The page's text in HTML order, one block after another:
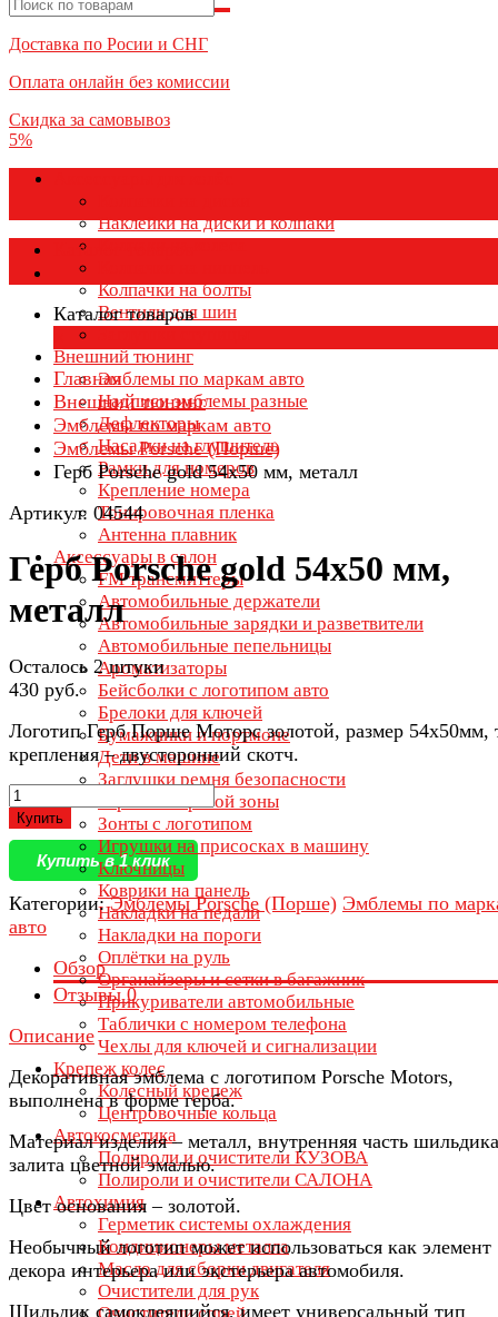
Доставка по Росии и СНГ
Оплата онлайн без комиссии
Скидка за самовывоз
5%
Наклейки на диски и колпаки
Колпаки на колеса
Колпачки на болты
Вентили для шин
Внешний тюнинг
Эмблемы по маркам авто
Надписи эмблемы разные
Дефлекторы
Насадки на глушитель
Рамки для номеров
Крепление номера
Тонировочная пленка
Антенна плавник
Аксессуары в салон
FM трансмиттеры
Автомобильные держатели
Автомобильные зарядки и разветвители
Автомобильные пепельницы
Ароматизаторы
Бейсболки с логотипом авто
Брелоки для ключей
Бумажники и портмоне
Дети в машине
Заглушки ремня безопасности
Зеркала мертвой зоны
Зонты с логотипом
Игрушки на присосках в машину
Ключницы
Коврики на панель
Накладки на педали
Накладки на пороги
Оплётки на руль
Органайзеры и сетки в багажник
Прикуриватели автомобильные
Таблички с номером телефона
Чехлы для ключей и сигнализации
Крепеж колес
Колесный крепеж
Центровочные кольца
Автокосметика
Полироли и очистители КУЗОВА
Полироли и очистители САЛОНА
Автохимия
Герметик системы охлаждения
Кондиционеры металла
Масло для сборки двигателя
Очистители для рук
Каталог товаров
Каталог товаров
Главная
Внешний тюнинг
Эмблемы по маркам авто
Эмблемы Porsche (Порше)
Герб Porsche gold 54х50 мм, металл
Артикул: 04544
Герб Porsche gold 54х50 мм,
металл
Осталось 2 штуки
430 руб.
Логотип Герб Порше Моторс золотой, размер 54х50мм,
крепления – двусторонний скотч.
Купить
Купить в 1 клик
Категории:Эмблемы Porsche (Порше) Эмблемы по
авто
Обзор
Отзывы0
Описание
Декоративная эмблема с логотипом Porsche Motors,
выполнена в форме герба.
Материал изделия – металл, внутренняя часть шильдика
залита цветной эмалью.
Цвет основания – золотой.
Необычный логотип может использоваться как элемент
декора интерьера или экстерьера автомобиля.
Шильдик самоклеящийся, имеет универсальный тип